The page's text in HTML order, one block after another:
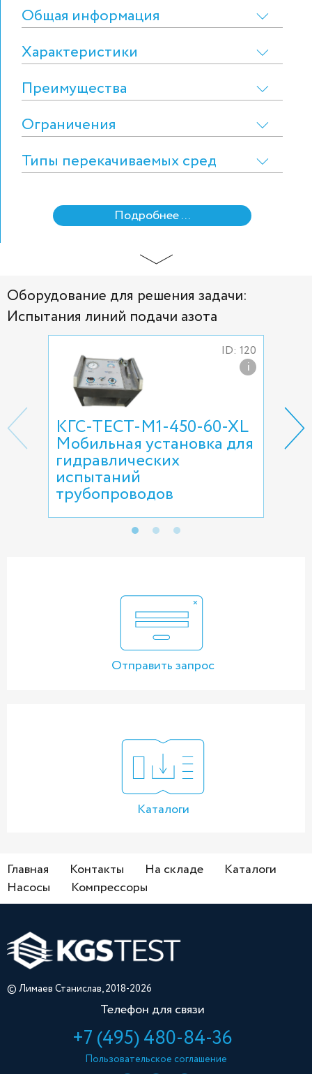
Общая информация
Характеристики
Преимущества
Ограничения
Типы перекачиваемых сред
Подробнее ...
Оборудование для решения задачи:
Испытания линий подачи азота
ID: 120
i
КГС-ТЕСТ-М1-450-60-ХL
Мобильная установка для
гидравлических
испытаний
трубопроводов
Отправить запрос
Каталоги
Главная Контакты На складе
Каталоги
Насосы
Компрессоры
© Лимаев Станислав, 2018-2026
Телефон для связи
+7 (495) 480-84-36
Пользовательское соглашение